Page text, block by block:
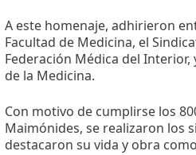
A este homenaje, adhirieron
Facultad de Medicina, el
Federación Médica del Interior,
de la Medicina.
Con motivo de cumplirse los
Maimónides, se realizaron los
destacaron su vida y obra